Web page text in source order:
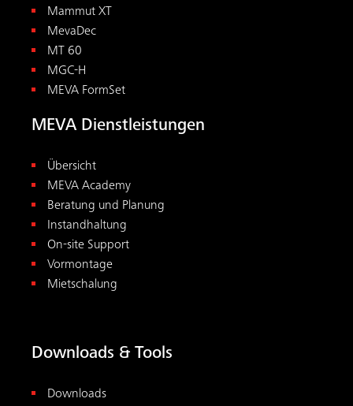
Mammut XT
MevaDec
MT 60
MGC-H
MEVA FormSet
MEVA Dienstleistungen
Übersicht
MEVA Academy
Beratung und Planung
Instandhaltung
On-site Support
Vormontage
Mietschalung
Downloads & Tools
Downloads